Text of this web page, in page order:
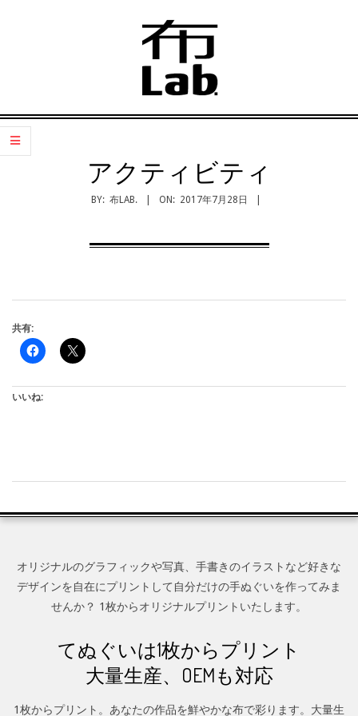
布
LAB.
Primary
Navigation
アクティビティ
BY: 布LAB. ON: 2017年7月28日
共有:
いいね:
07-
オリジナルのグラフィックや写真、手書きのイラストなど好きな
デザインを自在にプリントして自分だけの手ぬぐいを作ってみま
せんか？ 1枚からオリジナルプリントいたします。
てぬぐいは1枚からプリント
大量生産、OEMも対応
1枚からプリント。あなたの作品を鮮やかな布で彩ります。大量生